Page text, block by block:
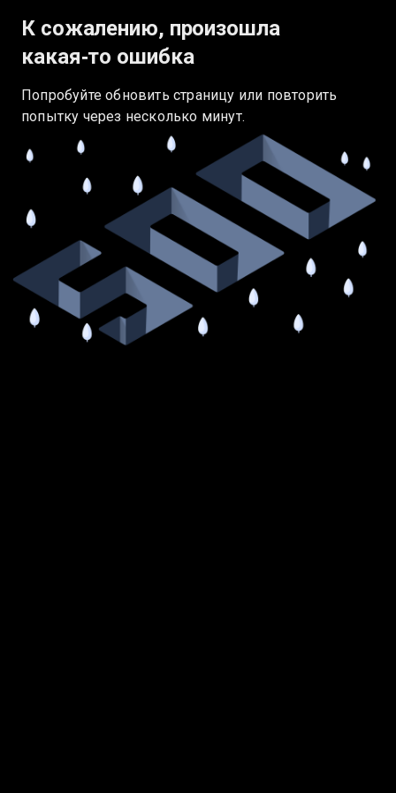
К сожалению, произошла
какая‑то ошибка
Попробуйте обновить страницу или повторить
попытку через несколько минут.